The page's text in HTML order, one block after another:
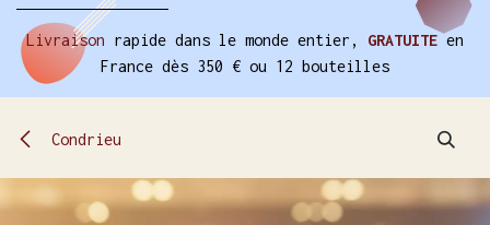
Livraison rapide dans le monde entier, GRATUITEen
France dès 350 € ou 12 bouteilles
Condrieu